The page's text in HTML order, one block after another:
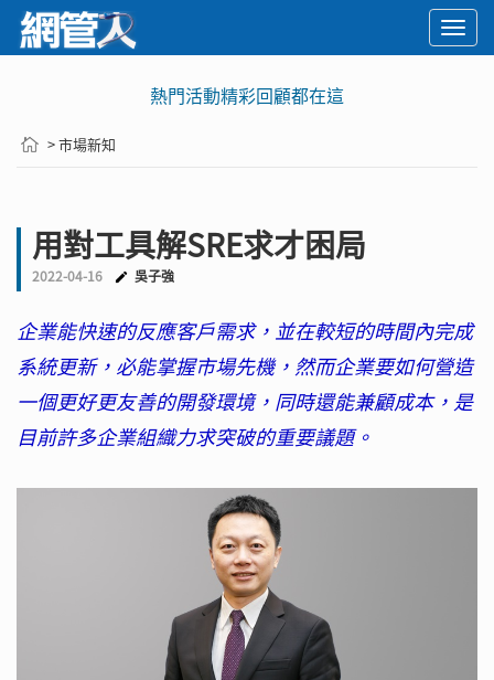
熱門活動精彩回顧都在這
> 市場新知
用對工具解SRE求才困局
2022-04-16 吳子強
企業能快速的反應客戶需求，並在較短的時間內完成
系統更新，必能掌握市場先機，然而企業要如何營造
一個更好更友善的開發環境，同時還能兼顧成本，是
目前許多企業組織力求突破的重要議題。